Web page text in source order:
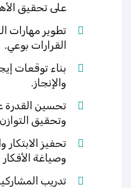
على تحقيق
تطوير مهارات
القرارات بوعي.
بناء توقعات
والإنجاز.
تحسين القدرة
وتحقيق
تحفيز الابتكار
وصياغة
تدريب